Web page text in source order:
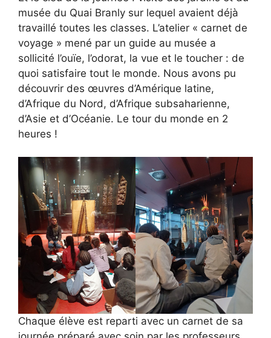
musée du Quai Branly sur lequel avaient déjà
travaillé toutes les classes. L’atelier « carnet de
voyage » mené par un guide au musée a
sollicité l’ouïe, l’odorat, la vue et le toucher : de
quoi satisfaire tout le monde. Nous avons pu
découvrir des œuvres d’Amérique latine,
d’Afrique du Nord, d’Afrique subsaharienne,
d’Asie et d’Océanie. Le tour du monde en 2
heures !
Chaque élève est reparti avec un carnet de sa